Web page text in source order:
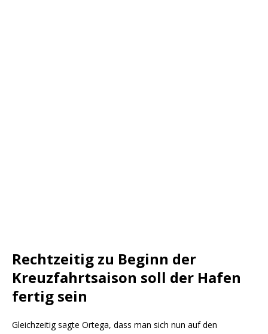
Rechtzeitig zu Beginn der
Kreuzfahrtsaison soll der Hafen
fertig sein
Gleichzeitig sagte Ortega, dass man sich nun auf den